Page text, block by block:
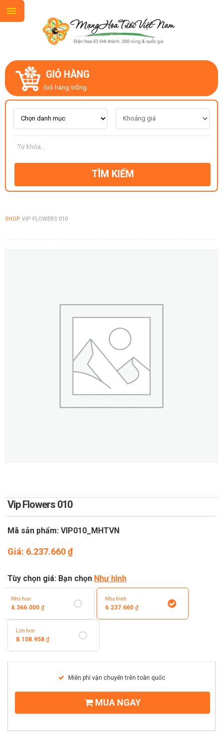
GIỎ HÀNG
Giỏ hàng trống.
TÌM KIẾM
SHOP VIP FLOWERS 010
Vip Flowers 010
Mã sản phẩm: VIP010_MHTVN
Giá: 6.237.660₫
Tùy chọn giá: Bạn chọn Như hình
Nhỏ hơn
4.366.000 ₫
Như hình
6.237.660₫
Lớn hơn
8.108.958 ₫
Miễn phí vận chuyển trên toàn quốc
MUA NGAY
GIỚI THIỆU
LIÊN HỆ
MẪU HOA MỚI
CHỦ ĐỀ
DỊCH VỤ GỬI ĐIỆN HOA VỀ